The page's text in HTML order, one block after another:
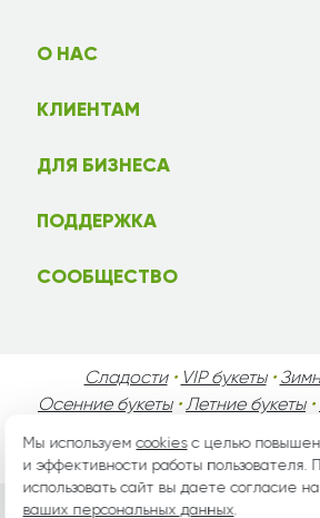
О НАС
КЛИЕНТАМ
ДЛЯ БИЗНЕСА
ПОДДЕРЖКА
СООБЩЕСТВО
Сладости• VIP букеты•
Осенние букеты•Летние букеты•
День Мужчин•
Мы используемcookiesс целью
и эффективности работы пользователя.
использовать сайт вы даете согласие
ваших персональных данных.